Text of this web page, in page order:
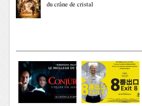
du crâne de cristal